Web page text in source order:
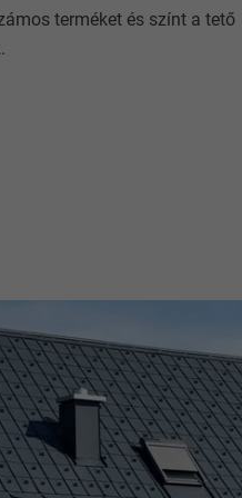
terméket és színt a tető
CÉL
NÉV
CÉL
NÉV
FOLYAMAT